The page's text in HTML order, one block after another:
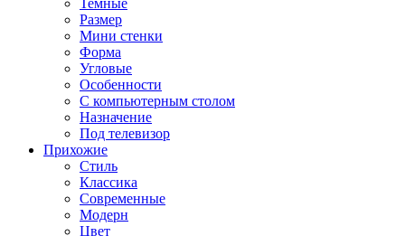
Темные
Размер
Мини стенки
Форма
Угловые
Особенности
С компьютерным столом
Назначение
Под телевизор
Прихожие
Стиль
Классика
Современные
Модерн
Цвет